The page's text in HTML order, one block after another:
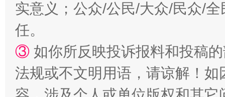
实意义；公众/公民/大众/民众/
任。
③ 如你所反映投诉报料和投稿
法规或不文明用语，请谅解！